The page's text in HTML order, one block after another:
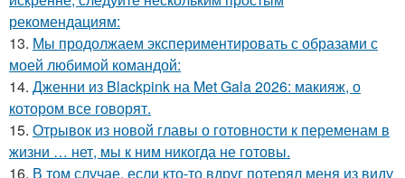
рекомендациям:
13. Мы продолжаем экспериментировать с образами с
моей любимой командой:
14. Дженни из Blackpink на Met Gala 2026: макияж, о
котором все говорят.
15. Отрывок из новой главы о готовности к переменам в
жизни … нет, мы к ним никогда не готовы.
16. В том случае, если кто-то вдруг потерял меня из виду